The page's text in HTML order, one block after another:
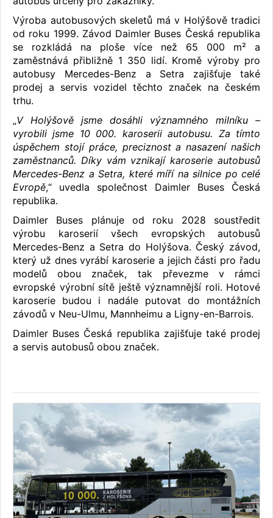
Výroba autobusových skeletů má v Holýšově tradici
od roku 1999. Závod Daimler Buses Česká republika
se rozkládá na ploše více než 65 000 m² a
zaměstnává přibližně 1 350 lidí. Kromě výroby pro
autobusy Mercedes-Benz a Setra zajišťuje také
prodej a servis vozidel těchto značek na českém
trhu.
„V Holýšově jsme dosáhli významného milníku –
vyrobili jsme 10 000. karoserii autobusu. Za tímto
úspěchem stojí práce, preciznost a nasazení našich
zaměstnanců. Díky vám vznikají karoserie autobusů
Mercedes-Benz a Setra, které míří na silnice po celé
Evropě,“ uvedla společnost Daimler Buses Česká
republika.
Daimler Buses plánuje od roku 2028 soustředit
výrobu karoserií všech evropských autobusů
Mercedes-Benz a Setra do Holýšova. Český závod,
který už dnes vyrábí karoserie a jejich části pro řadu
modelů obou značek, tak převezme v rámci
evropské výrobní sítě ještě významnější roli. Hotové
karoserie budou i nadále putovat do montážních
závodů v Neu-Ulmu, Mannheimu a Ligny-en-Barrois.
Daimler Buses Česká republika zajišťuje také prodej
a servis autobusů obou značek.